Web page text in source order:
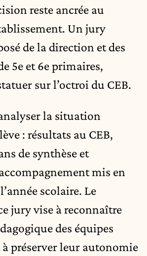
reste ancrée au
Un jury
de la direction et des
5e et 6e primaires,
sur l’octroi du CEB.
la situation
: résultats au CEB,
de synthèse et
mis en
scolaire. Le
jury vise à reconnaître
des équipes
à préserver leur autonomie